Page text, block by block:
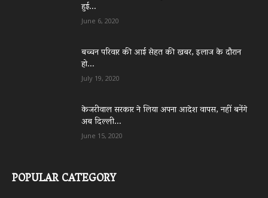
हुई...
June 6, 2020
बच्चन परिवार की आई सेहत की खबर, इलाज के दौरान
हो...
July 19, 2020
केजरीवाल सरकार ने लिया अपना आदेश वापस, नहीं बनेंगे
अब दिल्ली...
June 15, 2020
POPULAR CATEGORY